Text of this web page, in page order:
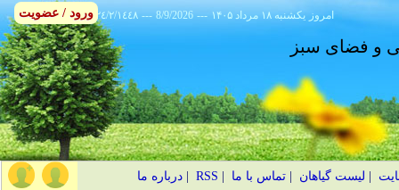
٢٤/٢/١٤٤٨ --- 8/9/2026 --- ۱۴۰۵ يکشنبه ۱۸ مرداد امروز
و فضای سبز
لیست گیاهان |تماس با ما RSS
|درباره ما
ورود / عضویت